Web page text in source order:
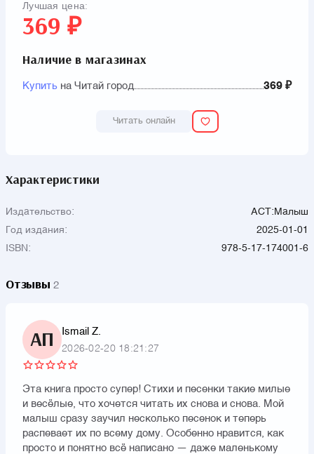
Лучшая цена:
369 ₽
Наличие в магазинах
Купить на Читай город 369 ₽
Читать онлайн
Характеристики
Издательство:
АСТ:Малыш
Год издания:
2025-01-01
ISBN:
978-5-17-174001-6
Отзывы 2
АП Ismail Z.
2026-02-20 18:21:27
Эта книга просто супер! Стихи и песенки такие милые
и весёлые, что хочется читать их снова и снова. Мой
малыш сразу заучил несколько песенок и теперь
распевает их по всему дому. Особенно нравится, как
просто и понятно всё написано — даже маленькому